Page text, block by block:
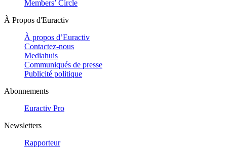
Members’ Circle
À Propos d'Euractiv
À propos d’Euractiv
Contactez-nous
Mediahuis
Communiqués de presse
Publicité politique
Abonnements
Euractiv Pro
Newsletters
Rapporteur